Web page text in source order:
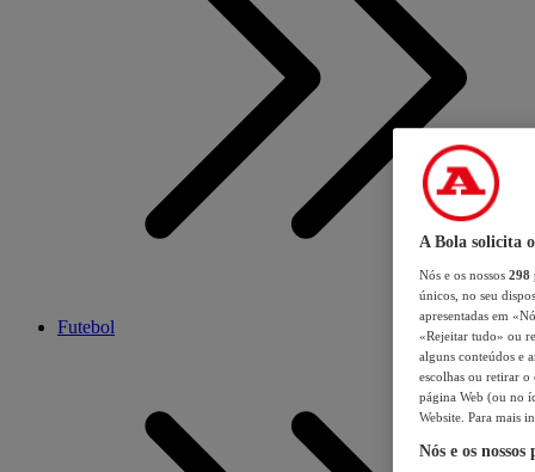
Futebol
A Bola solicita
Nós e os nossos 298
únicos, no seu
apresentadas em
«Rejeitar tudo» ou
alguns conteúdos e
escolhas ou retirar
página Web (ou no
Website. Para mais
Nós e os